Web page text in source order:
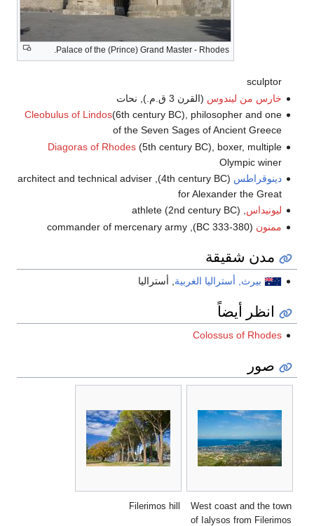
Palace of the (Prince) Grand Master - Rhodes.
sculptor
خارس من ليندوس (القرن 3 ق.م.), نحات
Cleobulus of Lindos(6th century BC), philosopher and one
of the Seven Sages of Ancient Greece
Diagoras of Rhodes(5th century BC), boxer, multiple
Olympic winer
دينوقراطس
(4th century BC), architect and technical adviser
for Alexander the Great
ليونيداس, (2nd century BC) athlete
ممنون (380-333 BC), commander of mercenary army
مدن شقيقة
بيرث, أستراليا الغربية , أستراليا
انظر أيضاً
Colossus of Rhodes
صور
West coast and the town
of Ialysos from Filerimos
Filerimos hill